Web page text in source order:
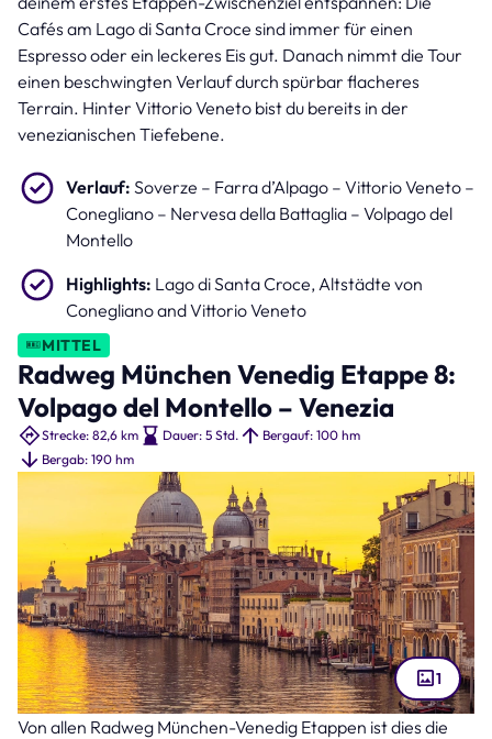
Cafés am Lago di Santa Croce sind immer für einen
Espresso oder ein leckeres Eis gut. Danach nimmt die Tour
einen beschwingten Verlauf durch spürbar flacheres
Terrain. Hinter Vittorio Veneto bist du bereits in der
venezianischen Tiefebene.
Verlauf: Soverze – Farra d’Alpago – Vittorio Veneto –
Conegliano – Nervesa della Battaglia – Volpago del
Montello
Highlights: Lago di Santa Croce, Altstädte von
Conegliano and Vittorio Veneto
MITTEL
Radweg München Venedig Etappe 8:
Volpago del Montello – Venezia
Strecke: 82,6 km Dauer: 5 Std.
Bergauf: 100 hm
Bergab: 190 hm
Venedig (Bild: Pattanasak Suksri – stock.adobe.com )
1
Von allen Radweg München-Venedig Etappen ist dies die